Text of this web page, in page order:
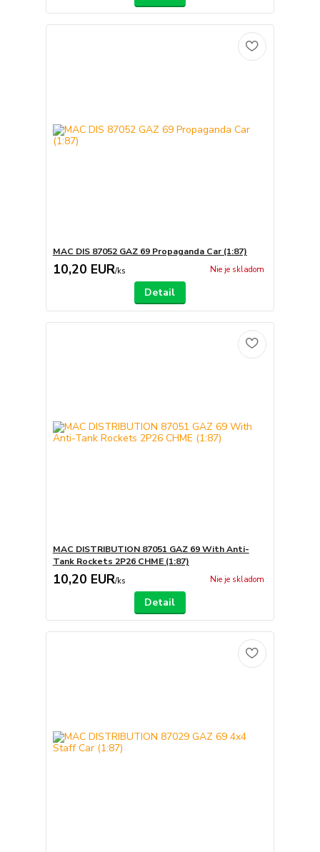
MAC DIS 87052 GAZ 69 Propaganda Car (1:87)
10,20 EUR/ks Nie je skladom
Detail
MAC DISTRIBUTION 87051 GAZ 69 With Anti-
Tank Rockets 2P26 CHME (1:87)
10,20 EUR/ks Nie je skladom
Detail